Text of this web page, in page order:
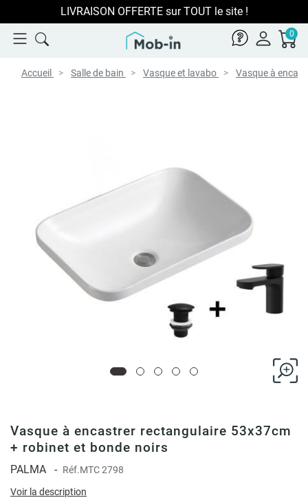
LIVRAISON OFFERTE sur TOUT le site !
0
Accueil Salle de bain Vasque et lavabo Vasque à
Vasque à encastrer rectangulaire 53x37cm
+ robinet et bonde noirs
PALMA - Réf.MTC 2798
Voir la description